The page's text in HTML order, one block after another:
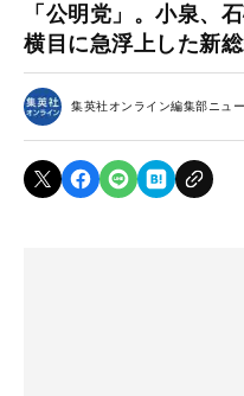
「公明党」。小泉、
横目に急浮上した新
集英社オンライン編集部ニュ